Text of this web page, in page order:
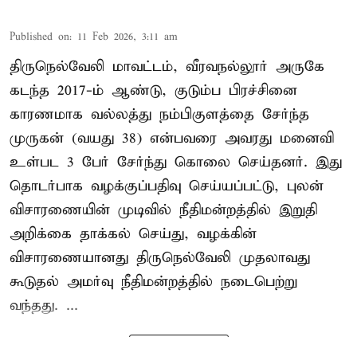
Published on: 11 Feb 2026, 3:11 am
திருநெல்வேலி மாவட்டம், வீரவநல்லூர் அருகே
கடந்த 2017-ம் ஆண்டு, குடும்ப பிரச்சினை
காரணமாக வல்லத்து நம்பிகுளத்தை சேர்ந்த
முருகன் (வயது 38) என்பவரை அவரது மனைவி
உள்பட 3 பேர் சேர்ந்து கொலை செய்தனர். இது
தொடர்பாக வழக்குப்பதிவு செய்யப்பட்டு, புலன்
விசாரணையின் முடிவில் நீதிமன்றத்தில் இறுதி
அறிக்கை தாக்கல் செய்து, வழக்கின்
விசாரணையானது திருநெல்வேலி முதலாவது
கூடுதல் அமர்வு நீதிமன்றத்தில் நடைபெற்று
வந்தது. ...